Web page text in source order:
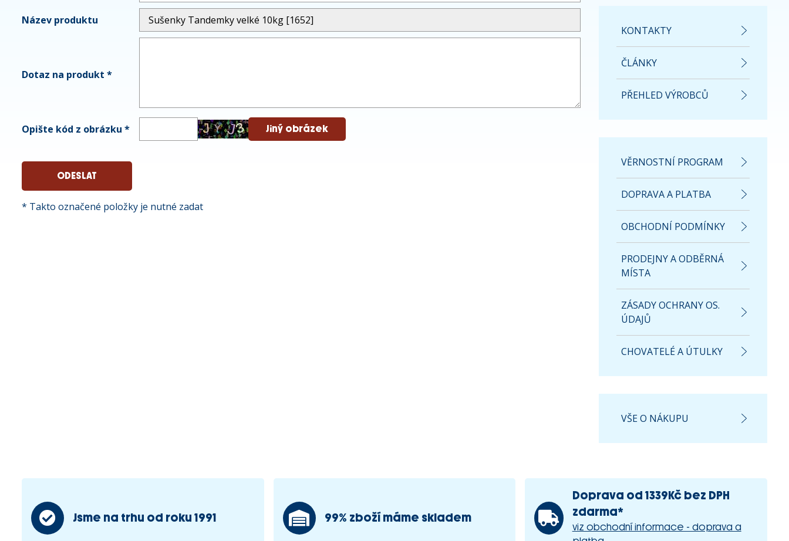
Název produktu
Dotaz na produkt *
Opište kód z obrázku *
* Takto označené položky je nutné zadat
KONTAKTY
ČLÁNKY
PŘEHLED VÝROBCŮ
VĚRNOSTNÍ PROGRAM
DOPRAVA A PLATBA
OBCHODNÍ PODMÍNKY
PRODEJNY A ODBĚRNÁ
MÍSTA
ZÁSADY OCHRANY OS.
ÚDAJŮ
CHOVATELÉ A ÚTULKY
VŠE O NÁKUPU
Jsme na trhu od roku 1991 99% zboží máme skladem
Doprava od 1339Kč bez DPH
zdarma*
viz obchodní informace - doprava a